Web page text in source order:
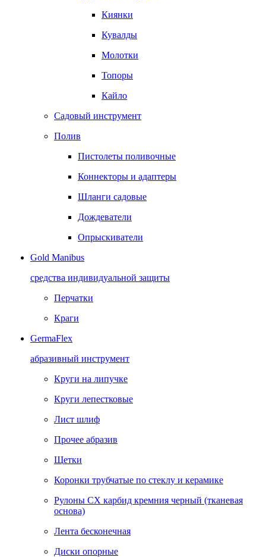
Киянки
Кувалды
Молотки
Топоры
Кайло
Садовый инструмент
Полив
Пистолеты поливочные
Коннекторы и адаптеры
Шланги садовые
Дождеватели
Опрыскиватели
Gold Manibus
средства индивидуальной защиты
Перчатки
Краги
GermaFlex
абразивный инструмент
Круги на липучке
Круги лепестковые
Лист шлиф
Прочее абразив
Щетки
Коронки трубчатые по стеклу и керамике
Рулоны CX карбид кремния черный (тканевая
основа)
Лента бесконечная
Диски опорные